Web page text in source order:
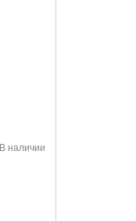
В наличии